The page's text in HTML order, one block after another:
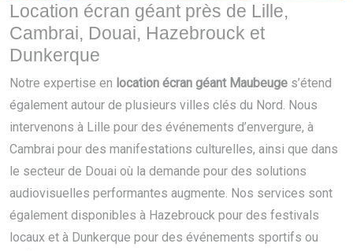
Location écran géant près de Lille,
Cambrai, Douai, Hazebrouck et
Dunkerque
Notre expertise en location écran géant Maubeuge s’étend
également autour de plusieurs villes clés du Nord. Nous
intervenons à Lille pour des événements d’envergure, à
Cambrai pour des manifestations culturelles, ainsi que dans
le secteur de Douai où la demande pour des solutions
audiovisuelles performantes augmente. Nos services sont
également disponibles à Hazebrouck pour des festivals
locaux et à Dunkerque pour des événements sportifs ou